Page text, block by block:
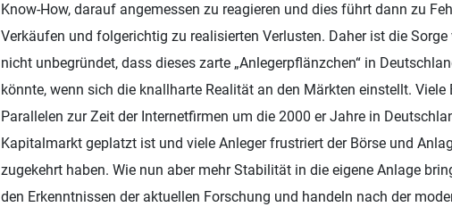
Know-How, darauf angemessen zu reagieren und dies führt dann zu
Verkäufen und folgerichtig zu realisierten Verlusten. Daher ist die
nicht unbegründet, dass dieses zarte „Anlegerpflänzchen“ in
könnte, wenn sich die knallharte Realität an den Märkten einstellt. Viele
Parallelen zur Zeit der Internetfirmen um die 2000 er Jahre in
Kapitalmarkt geplatzt ist und viele Anleger frustriert der Börse und
zugekehrt haben. Wie nun aber mehr Stabilität in die eigene Anlage
den Erkenntnissen der aktuellen Forschung und handeln nach der